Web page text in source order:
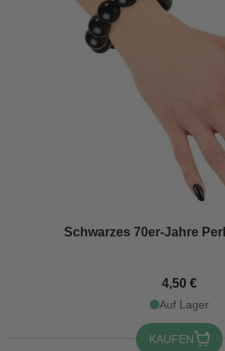
Schwarzes 70er-Jahre
4,50 €
Auf Lager
KAUFEN